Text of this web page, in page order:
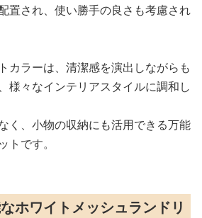
置され、使い勝手の良さも考慮され
カラーは、清潔感を演出しながらも
様々なインテリアスタイルに調和し
く、小物の収納にも活用できる万能
トです。
ホワイトメッシュランドリ